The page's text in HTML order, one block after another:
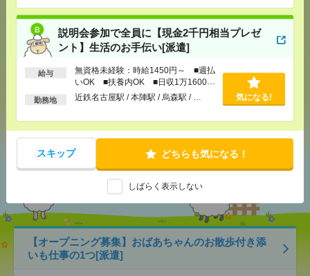
説明会参加で全員に【現金2千円相当プレゼ
ント】生活のお手伝い[派遣]
給与
無資格未経験：時給1450円～ ■週払
いOK ■扶養内OK ■日収1万1600円
以上
勤務地 近鉄名古屋駅 / 本陣駅 / 烏森駅 / … 気になる!
スキップ どちらも気になる！
しばらく表示しない
気になる！ 電話応募
メールで送る LINE
あなたの閲覧履歴からの
おすすめ
【オープニング募集】おばあちゃんのお散歩付き添
いも仕事の1つ[派遣]